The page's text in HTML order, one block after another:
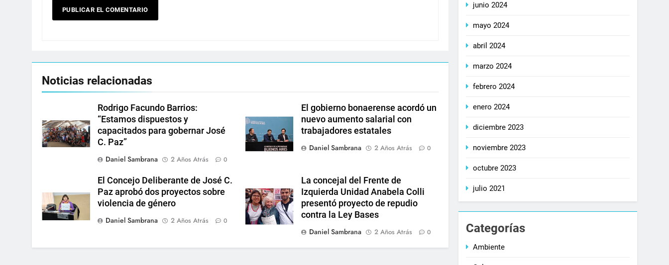
Noticias relacionadas
Rodrigo Facundo Barrios:
“Estamos dispuestos y
capacitados para gobernar José
C. Paz”
Daniel Sambrana
2 Años Atrás 0
El gobierno bonaerense acordó un
nuevo aumento salarial con
trabajadores estatales
Daniel Sambrana
2 Años Atrás 0
El Concejo Deliberante de José C.
Paz aprobó dos proyectos sobre
violencia de género
Daniel Sambrana
2 Años Atrás 0
La concejal del Frente de
Izquierda Unidad Anabela Colli
presentó proyecto de repudio
contra la Ley Bases
Daniel Sambrana
2 Años Atrás 0
junio 2024
mayo 2024
abril 2024
marzo 2024
febrero 2024
enero 2024
diciembre 2023
noviembre 2023
octubre 2023
julio 2021
Categorías
Ambiente